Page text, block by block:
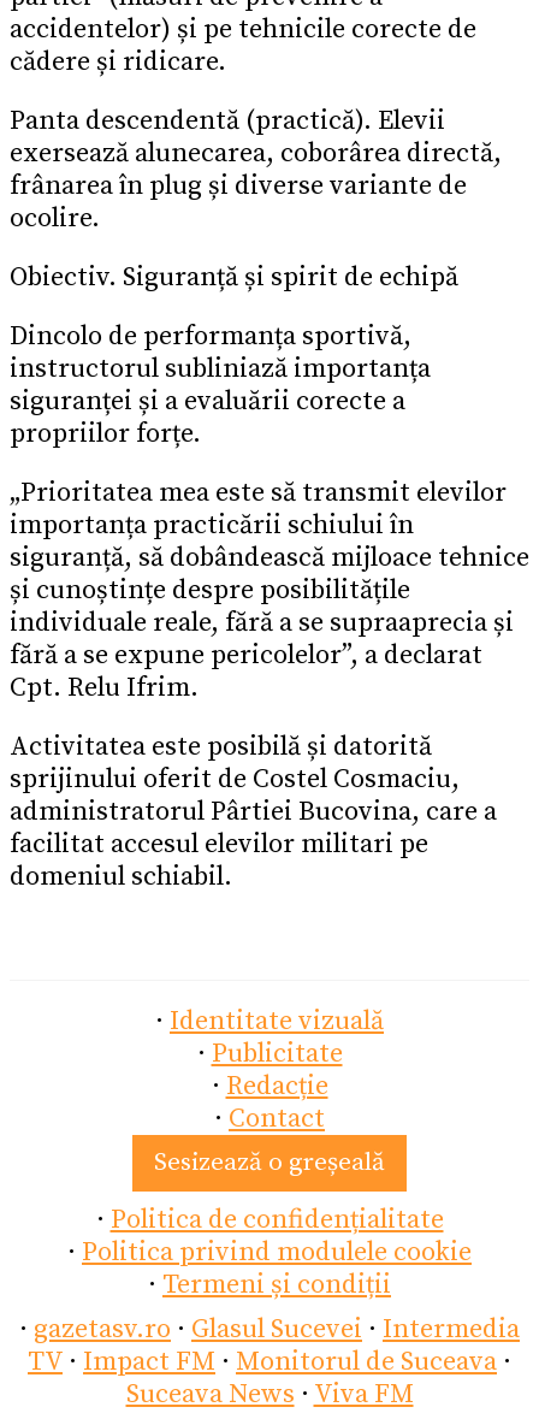
accidentelor) și pe tehnicile corecte de
cădere și ridicare.
Panta descendentă (practică). Elevii
exersează alunecarea, coborârea directă,
frânarea în plug și diverse variante de
ocolire.
Obiectiv. Siguranță și spirit de echipă
Dincolo de performanța sportivă,
instructorul subliniază importanța
siguranței și a evaluării corecte a
propriilor forțe.
„Prioritatea mea este să transmit elevilor
importanța practicării schiului în
siguranță, să dobândească mijloace tehnice
și cunoștințe despre posibilitățile
individuale reale, fără a se supraaprecia și
fără a se expune pericolelor”, a declarat
Cpt. Relu Ifrim.
Activitatea este posibilă și datorită
sprijinului oferit de Costel Cosmaciu,
administratorul Pârtiei Bucovina, care a
facilitat accesul elevilor militari pe
domeniul schiabil.
· Identitate vizuală
· Publicitate
· Redacție
· Contact
Sesizează o greșeală
· Politica de confidențialitate
· Politica privind modulele cookie
· Termeni și condiții
· gazetasv.ro · Glasul Sucevei · Intermedia
TV · Impact FM · Monitorul de Suceava ·
Suceava News · Viva FM